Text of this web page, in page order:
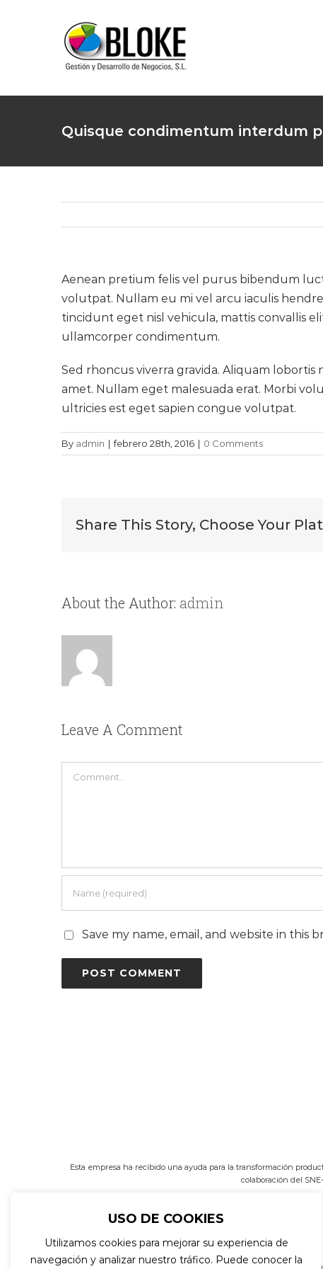
Quisque condimentum interdum
Aenean pretium felis vel purus bibendum
volutpat. Nullam eu mi vel arcu iaculis
tincidunt eget nisl vehicula, mattis convallis
ullamcorper condimentum.
Sed rhoncus viverra gravida. Aliquam
amet. Nullam eget malesuada erat. Morbi
ultricies est eget sapien congue volutpat.
By admin | febrero 28th, 2016 | 0 Comments
Share This Story, Choose Your
About the Author: admin
Leave A Comment
Comment
Save my name, email, and website in this
Esta empresa ha recibido una ayuda para la transformación
colaboración del
USO DE COOKIES
Utilizamos cookies para mejorar su experiencia de
navegación y analizar nuestro tráfico. Puede conocer la